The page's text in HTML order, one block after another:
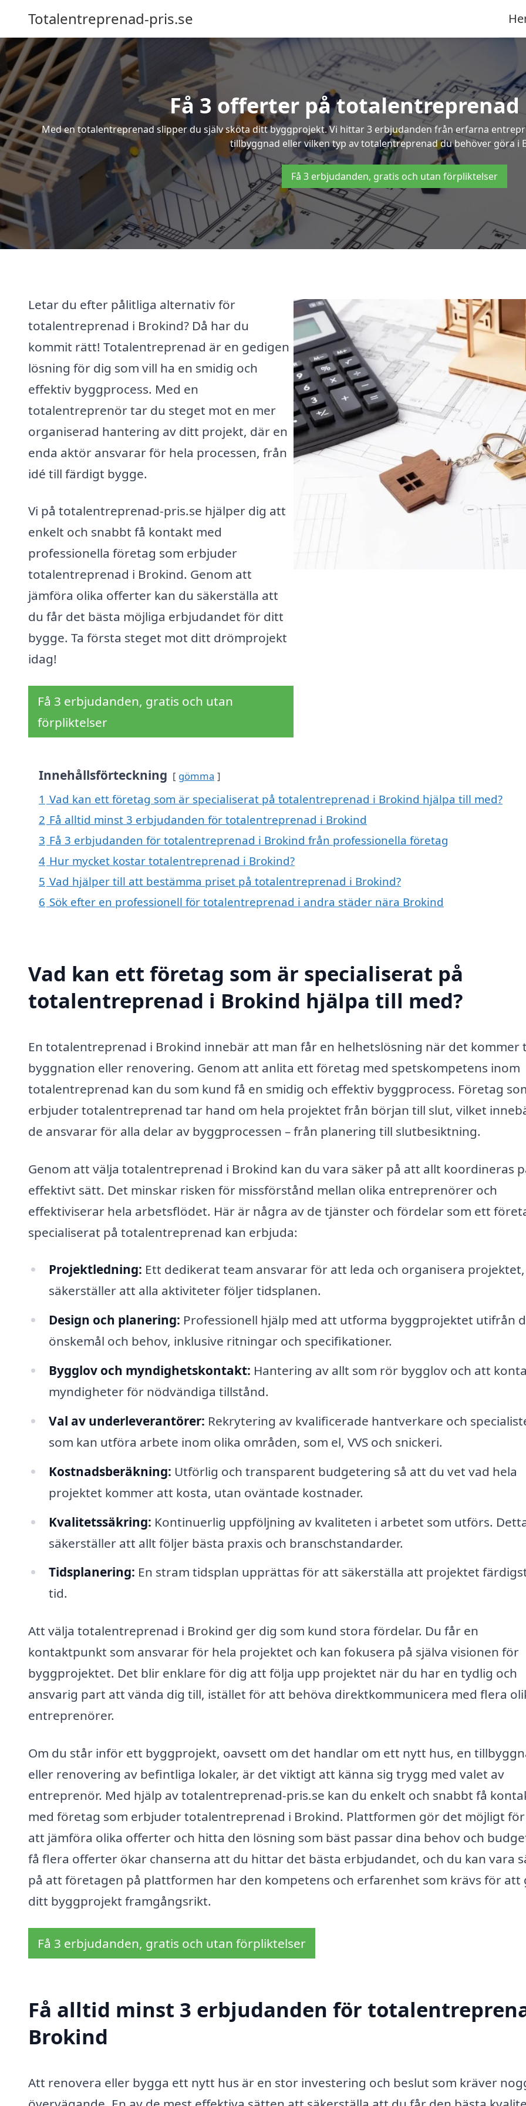
Totalentreprenad-pris.se
Få 3 offerter på
Med en totalentreprenad slipper du själv sköta ditt byggprojekt. Vi hittar 3 erbjudanden från erfarna
tillbyggnad eller vilken typ av totalentreprenad du behöver göra i
Få 3 erbjudanden, gratis och utan förpliktelser
Letar du efter pålitliga alternativ för
totalentreprenad i Brokind? Då har du
kommit rätt! Totalentreprenad är en gedigen
lösning för dig som vill ha en smidig och
effektiv byggprocess. Med en
totalentreprenör tar du steget mot en mer
organiserad hantering av ditt projekt, där en
enda aktör ansvarar för hela processen, från
idé till färdigt bygge.
Vi på totalentreprenad-pris.se hjälper dig att
enkelt och snabbt få kontakt med
professionella företag som erbjuder
totalentreprenad i Brokind. Genom att
jämföra olika offerter kan du säkerställa att
du får det bästa möjliga erbjudandet för ditt
bygge. Ta första steget mot ditt drömprojekt
idag!
Få 3 erbjudanden, gratis och utan
förpliktelser
Innehållsförteckning gömma
1 Vad kan ett företag som är specialiserat på totalentreprenad i Brokind hjälpa till med?
2 Få alltid minst 3 erbjudanden för totalentreprenad i Brokind
3 Få 3 erbjudanden för totalentreprenad i Brokind från professionella företag
4 Hur mycket kostar totalentreprenad i Brokind?
5 Vad hjälper till att bestämma priset på totalentreprenad i Brokind?
6 Sök efter en professionell för totalentreprenad i andra städer nära Brokind
Vad kan ett företag som är specialiserat på
totalentreprenad i Brokind hjälpa till med?
En totalentreprenad i Brokind innebär att man får en helhetslösning när det kommer
byggnation eller renovering. Genom att anlita ett företag med spetskompetens inom
totalentreprenad kan du som kund få en smidig och effektiv byggprocess. Företag
erbjuder totalentreprenad tar hand om hela projektet från början till slut, vilket
de ansvarar för alla delar av byggprocessen – från planering till slutbesiktning.
Genom att välja totalentreprenad i Brokind kan du vara säker på att allt koordineras
effektivt sätt. Det minskar risken för missförstånd mellan olika entreprenörer och
effektiviserar hela arbetsflödet. Här är några av de tjänster och fördelar som ett
specialiserat på totalentreprenad kan erbjuda:
Projektledning: Ett dedikerat team ansvarar för att leda och organisera
säkerställer att alla aktiviteter följer tidsplanen.
Design och planering: Professionell hjälp med att utforma byggprojektet utifrån
önskemål och behov, inklusive ritningar och specifikationer.
Bygglov och myndighetskontakt: Hantering av allt som rör bygglov och att
myndigheter för nödvändiga tillstånd.
Val av underleverantörer: Rekrytering av kvalificerade hantverkare och
som kan utföra arbete inom olika områden, som el, VVS och snickeri.
Kostnadsberäkning: Utförlig och transparent budgetering så att du vet vad hela
projektet kommer att kosta, utan oväntade kostnader.
Kvalitetssäkring: Kontinuerlig uppföljning av kvaliteten i arbetet som utförs.
säkerställer att allt följer bästa praxis och branschstandarder.
Tidsplanering: En stram tidsplan upprättas för att säkerställa att projektet
tid.
Att välja totalentreprenad i Brokind ger dig som kund stora fördelar. Du får en
kontaktpunkt som ansvarar för hela projektet och kan fokusera på själva visionen för
byggprojektet. Det blir enklare för dig att följa upp projektet när du har en tydlig och
ansvarig part att vända dig till, istället för att behöva direktkommunicera med flera
entreprenörer.
Om du står inför ett byggprojekt, oavsett om det handlar om ett nytt hus, en
eller renovering av befintliga lokaler, är det viktigt att känna sig trygg med valet av
entreprenör. Med hjälp av totalentreprenad-pris.se kan du enkelt och snabbt få
med företag som erbjuder totalentreprenad i Brokind. Plattformen gör det möjligt
att jämföra olika offerter och hitta den lösning som bäst passar dina behov och
få flera offerter ökar chanserna att du hittar det bästa erbjudandet, och du kan vara
på att företagen på plattformen har den kompetens och erfarenhet som krävs för att
ditt byggprojekt framgångsrikt.
Få 3 erbjudanden, gratis och utan förpliktelser
Få alltid minst 3 erbjudanden för
Brokind
Att renovera eller bygga ett nytt hus är en stor investering och beslut som kräver